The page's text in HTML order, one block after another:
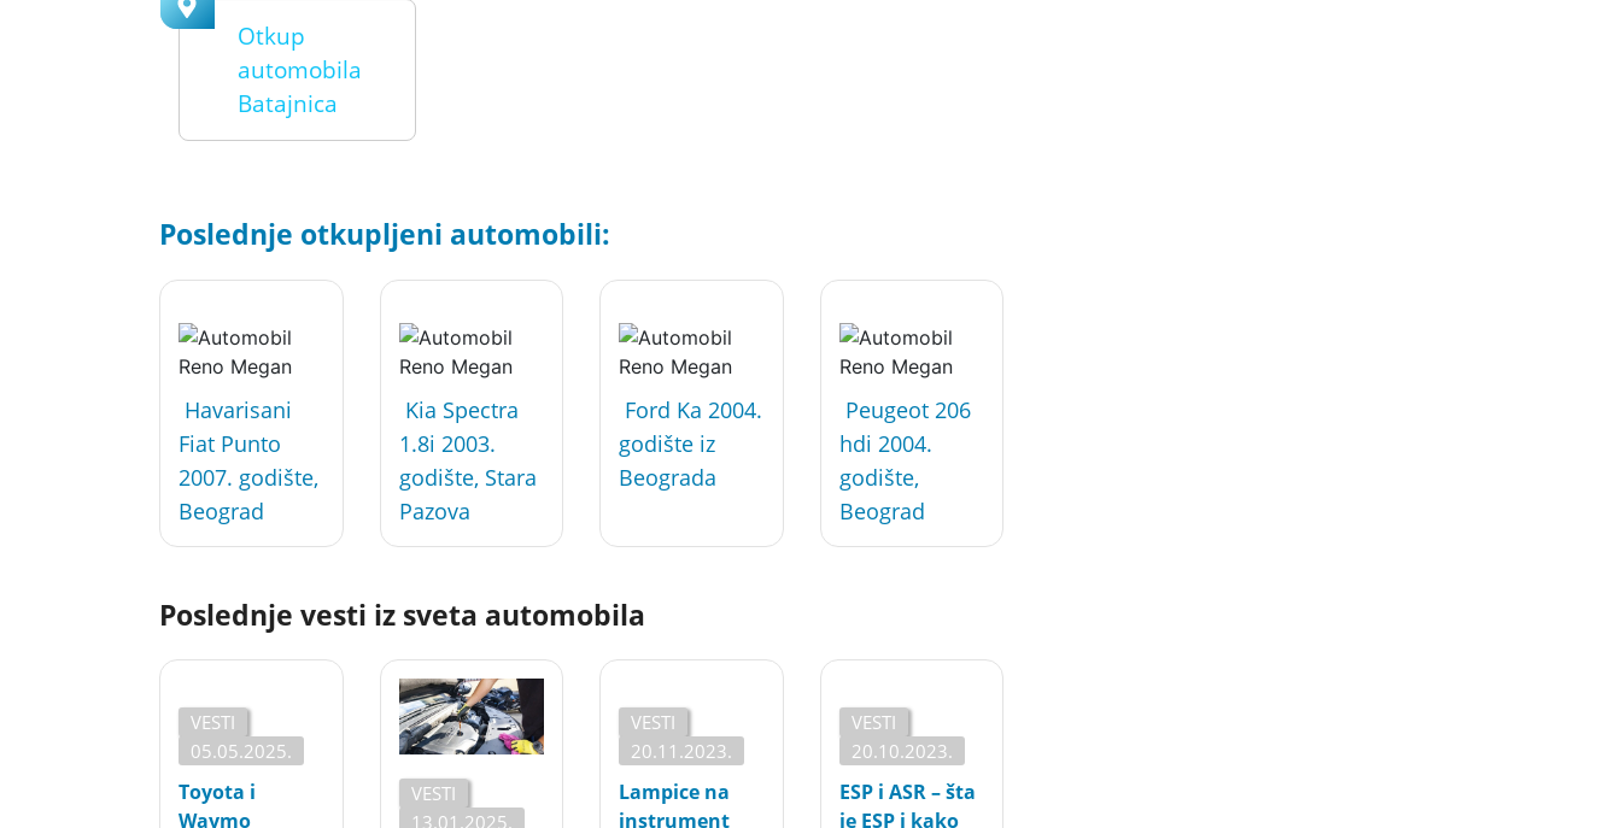
Otkup
automobila
Batajnica
Poslednje otkupljeni automobili:
Havarisani
Fiat Punto
2007. godište,
Beograd
Kia Spectra
1.8i 2003.
godište, Stara
Pazova
Ford Ka 2004.
godište iz
Beograda
Peugeot 206
hdi 2004.
godište,
Beograd
Poslednje vesti iz sveta automobila
VESTI
05.05.2025.
Toyota i
Waymo
VESTI
13.01.2025.
VESTI
20.11.2023.
Lampice na
instrument
VESTI
20.10.2023.
ESP i ASR – šta
je ESP i kako